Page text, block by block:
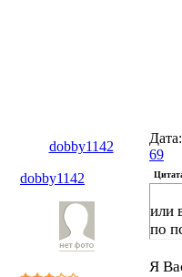
dobby1142
69
dobby1142
или
по
Я